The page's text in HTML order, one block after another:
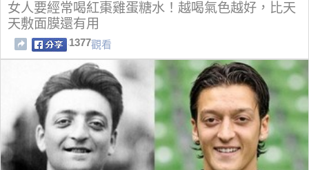
女人要經常喝紅棗雞蛋糖水！越喝氣色越好，比天
天敷面膜還有用
1377觀看